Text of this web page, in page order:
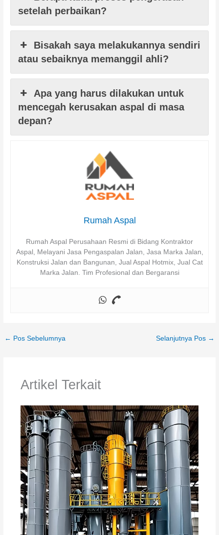
setelah perbaikan?
Bisakah saya melakukannya sendiri
atau sebaiknya memanggil ahli?
Apa yang harus dilakukan untuk
mencegah kerusakan aspal di masa
depan?
Rumah Aspal
Rumah Aspal Perusahaan Resmi di Bidang Kontraktor
Aspal, Melayani Jasa Pengaspalan Jalan, Jasa Marka Jalan,
Konstruksi Jalan dan Bangunan, Jual Aspal Hotmix, Jual Cat
Marka Jalan. Tim Profesional dan Bergaransi
← Pos Sebelumnya Selanjutnya Pos →
Artikel Terkait